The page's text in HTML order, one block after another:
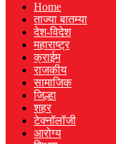
Home
ताज्या बातम्या
देश-विदेश
महाराष्ट्र
क्राईम
राजकीय
सामाजिक
जिल्हा
शहर
टेक्नॉलॉजी
आरोग्य